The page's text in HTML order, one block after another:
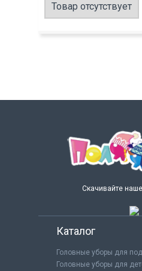
Товар отсутствует
Скачивайте
Каталог
Головные уборы для
Головные уборы для